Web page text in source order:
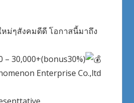
อาชีพ
หม่ๆสังคมดีดี โอกาสนี้มาถึง
– 30,000+(bonus30%)
Enterprise Co.,ltd